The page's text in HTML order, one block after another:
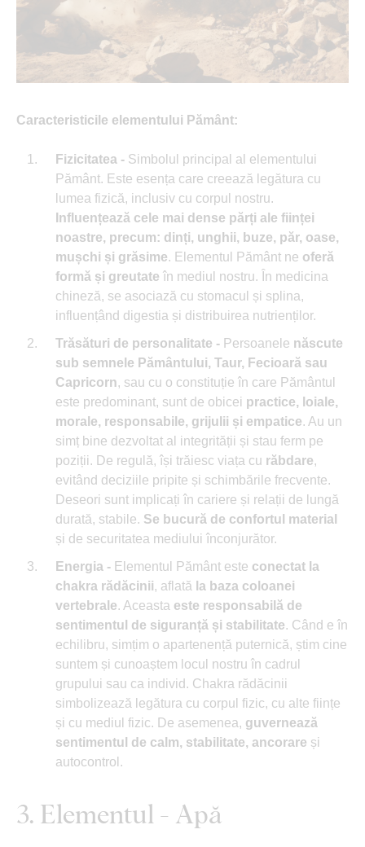
Caracteristicile elementului Pământ:
Fizicitatea - Simbolul principal al elementului
Pământ. Este esența care creează legătura cu
lumea fizică, inclusiv cu corpul nostru.
Influențează cele mai dense părți ale ființei
noastre, precum: dinți, unghii, buze, păr, oase,
mușchi și grăsime. Elementul Pământ ne oferă
formă și greutate în mediul nostru. În medicina
chineză, se asociază cu stomacul și splina,
influențând digestia și distribuirea nutrienților.
Trăsături de personalitate - Persoanele născute
sub semnele Pământului, Taur, Fecioară sau
Capricorn, sau cu o constituție în care Pământul
este predominant, sunt de obicei practice, loiale,
morale, responsabile, grijulii și empatice. Au un
simț bine dezvoltat al integrității și stau ferm pe
poziții. De regulă, își trăiesc viața cu răbdare,
evitând deciziile pripite și schimbările frecvente.
Deseori sunt implicați în cariere și relații de lungă
durată, stabile. Se bucură de confortul material
și de securitatea mediului înconjurător.
Energia - Elementul Pământ este conectat la
chakra rădăcinii, aflată la baza coloanei
vertebrale. Aceasta este responsabilă de
sentimentul de siguranță și stabilitate. Când e în
echilibru, simțim o apartenență puternică, știm cine
suntem și cunoaștem locul nostru în cadrul
grupului sau ca individ. Chakra rădăcinii
simbolizează legătura cu corpul fizic, cu alte ființe
și cu mediul fizic. De asemenea, guvernează
sentimentul de calm, stabilitate, ancorare și
autocontrol.
3. Elementul - Apă